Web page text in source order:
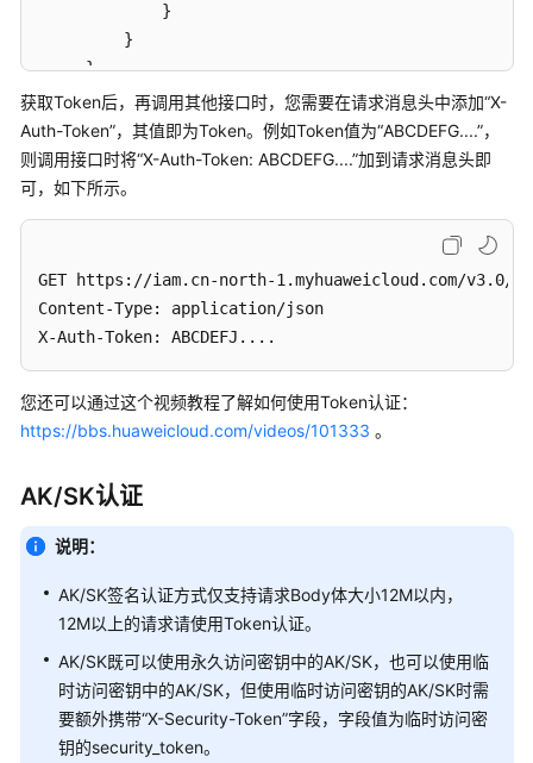
鉴
返
回
结
果
API
例
限
和
授
项
录
修
订
}
}
}
}
获取Token后，再调用其他接口时，您需要在请求消息头中添加“X-
Auth-Token”，其值即为Token。例如Token值为“ABCDEFG....”，
则调用接口时将“X-Auth-Token: ABCDEFG....”加到请求消息头即
可，如下所示。
GET https://iam.cn-north-1.myhuaweicloud.com/v3.0/
Content-Type: application/json
X-Auth-Token: ABCDEFJ....
您还可以通过这个视频教程了解如何使用Token认证：
https://bbs.huaweicloud.com/videos/101333 。
AK/SK认证
说明：
AK/SK签名认证方式仅支持请求Body体大小12M以内，
12M以上的请求请使用Token认证。
AK/SK既可以使用永久访问密钥中的AK/SK，也可以使用临
时访问密钥中的AK/SK，但使用临时访问密钥的AK/SK时需
要额外携带“X-Security-Token”字段，字段值为临时访问密
钥的security_token。